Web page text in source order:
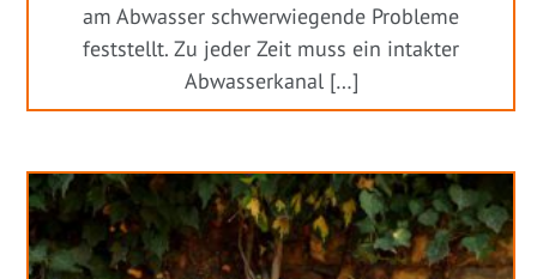
am Abwasser schwerwiegende Probleme
feststellt. Zu jeder Zeit muss ein intakter
Abwasserkanal […]